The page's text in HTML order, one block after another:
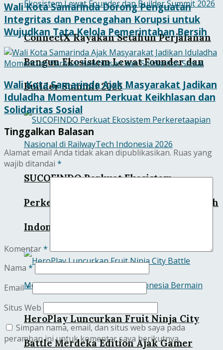
ConnectX Rayakan Setahun Perjalanan
Bangun Ekosistem Lewat Founder dan
Builder Summit 2026
SUCOFINDO Perkuat Ekosistem
Perkeretaapian Nasional di RailwayTech
Indonesia 2026
HeroPlay Luncurkan Fruit Ninja City
Battle Merdeka Edition Ajak Gamer
Wali Kota Samarinda Dorong Penguatan
Integritas dan Pencegahan Korupsi untuk
Wujudkan Tata Kelola Pemerintahan Bersih
Wali Kota Samarinda Ajak Masyarakat Jadikan
Iduladha Momentum Perkuat Keikhlasan dan
Solidaritas Sosial
Tinggalkan Balasan
Alamat email Anda tidak akan dipublikasikan. Ruas yang
wajib ditandai *
Komentar*
Nama *
Email*
Situs Web
Simpan nama, email, dan situs web saya pada
peramban ini untuk komentar saya berikutnya.